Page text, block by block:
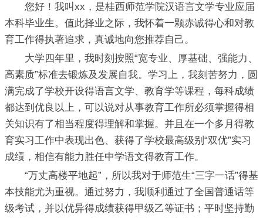
您好！我叫xx，是桂西师范学院汉语言文学专业应届
本科毕业生。值此择业之际，我怀着一颗赤诚得心和对教
育工作得执著追求，真诚地向您推荐自己。
大学四年里，我时刻按照“宽专业、厚基础、强能力、
高素质”标准去锻炼及发展自我。学习上，我刻苦努力，圆
满完成了学校开设得语言文学、教育学等课程，每科成绩
都达到优良以上，可以说对从事教育工作所必须掌握得相
关知识有了相当程度得理解和掌握。并且在一个多月得教
育实习工作中表现出色、获得了学校最高级别“双优”实习
成绩，相信有能力胜任中学语文得教育工作。
“万丈高楼平地起”，所以我对于师范生“三字一话”得基
本技能尤为重视。通过努力，我顺利通过了全国普通话等
级考试，并以优异得成绩获得甲级乙等证书；平时坚持勤